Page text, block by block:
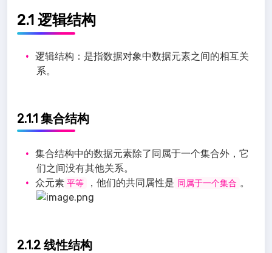
2.1 逻辑结构
逻辑结构：是指数据对象中数据元素之间的相互关
系。
2.1.1 集合结构
集合结构中的数据元素除了同属于一个集合外，它
们之间没有其他关系。
众元素 平等 ，他们的共同属性是 同属于一个集合 。
2.1.2 线性结构